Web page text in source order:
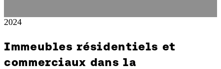
2024
Immeubles résidentiels et
commerciaux dans la